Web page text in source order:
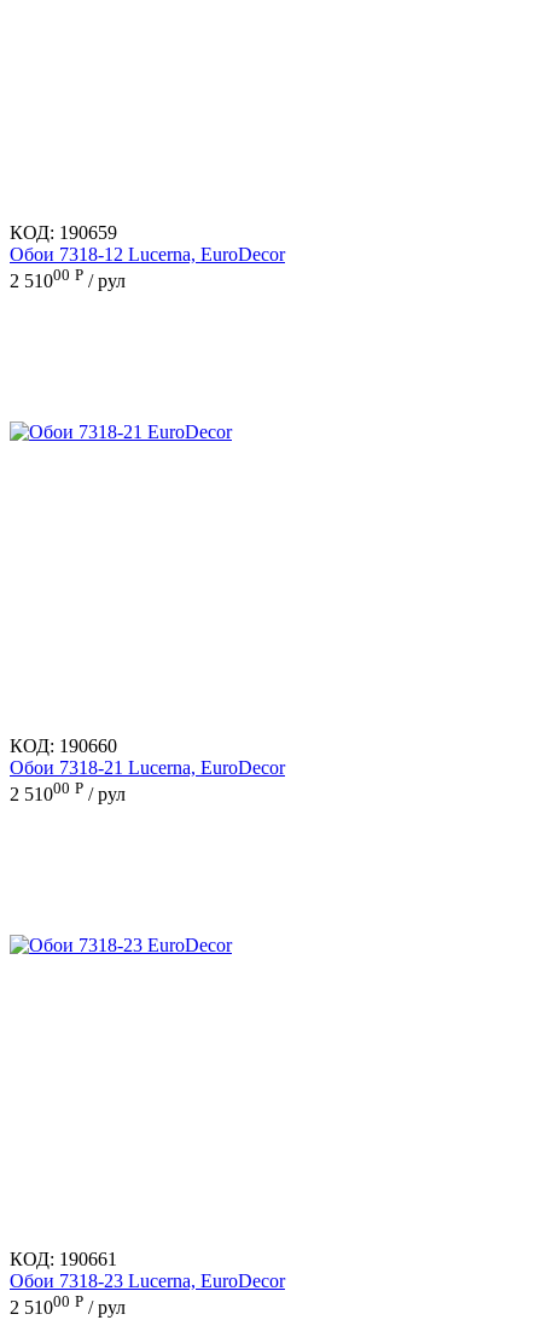
КОД: 190659
Обои 7318-12 Lucerna, EuroDecor
2 51000 Р / рул
КОД: 190660
Обои 7318-21 Lucerna, EuroDecor
2 51000 Р / рул
КОД: 190661
Обои 7318-23 Lucerna, EuroDecor
2 51000 Р / рул